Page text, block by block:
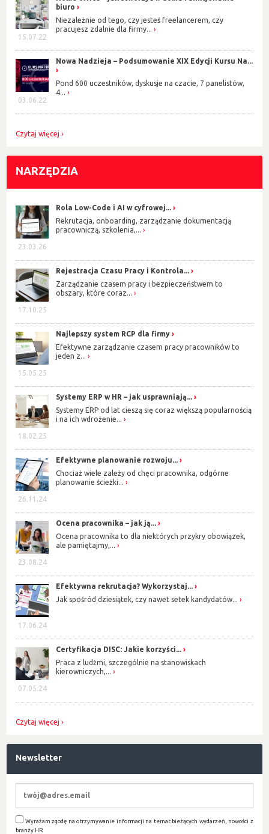
15.07.22
biuro
Niezależnie od tego, czy jesteś freelancerem, czy
pracujesz zdalnie dla firmy...
03.06.22
Nowa Nadzieja – Podsumowanie XIX Edycji Kursu Na...
Pond 600 uczestników, dyskusje na czacie, 7 panelistów,
4...
Czytaj więcej
NARZĘDZIA
23.03.26
Rola Low-Code i AI w cyfrowej...
Rekrutacja, onboarding, zarządzanie dokumentacją
pracowniczą, szkolenia,...
17.10.25
Rejestracja Czasu Pracy i Kontrola...
Zarządzanie czasem pracy i bezpieczeństwem to
obszary, które coraz...
15.05.25
Najlepszy system RCP dla firmy
Efektywne zarządzanie czasem pracy pracowników to
jeden z...
18.02.25
Systemy ERP w HR – jak usprawniają...
Systemy ERP od lat cieszą się coraz większą popularnością
i na ich wdrożenie...
26.11.24
Efektywne planowanie rozwoju...
Chociaż wiele zależy od chęci pracownika, odgórne
planowanie ścieżki...
23.08.24
Ocena pracownika – jak ją...
Ocena pracownika to dla niektórych przykry obowiązek,
ale pamiętajmy,...
17.06.24
Efektywna rekrutacja? Wykorzystaj...
Jak spośród dziesiątek, czy nawet setek kandydatów...
07.05.24
Certyfikacja DISC: Jakie korzyści...
Praca z ludźmi, szczególnie na stanowiskach
kierowniczych,...
Czytaj więcej
Newsletter
Wyrażam zgodę na otrzymywanie informacji na temat bieżących wydarzeń, nowości z
branży HR